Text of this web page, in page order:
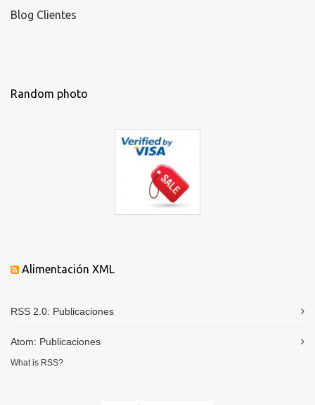
Blog Clientes
Random photo
Alimentación XML
RSS 2.0: Publicaciones
Atom: Publicaciones
What is RSS?